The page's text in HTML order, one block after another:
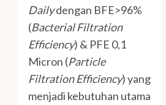
Dailydengan BFE>96%
(Bacterial Filtration
Efficiency) & PFE 0,1
Micron (Particle
Filtration Efficiency) yang
menjadi kebutuhan utama